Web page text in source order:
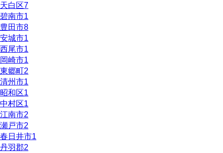
天白区7
碧南市1
豊田市8
安城市1
西尾市1
岡崎市1
東郷町2
清州市1
昭和区1
中村区1
江南市2
瀬戸市2
春日井市1
丹羽郡2